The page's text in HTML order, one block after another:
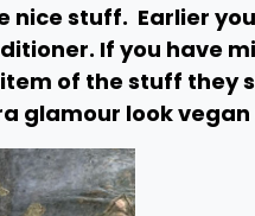
nice stuff. Earlier
If you have
of the stuff they
glamour look